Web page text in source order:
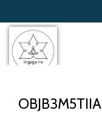
Перейти
содержимому
OBJB3M5TIIA